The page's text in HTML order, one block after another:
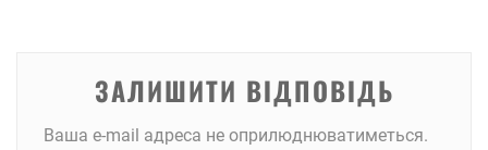
ЗАЛИШИТИ ВІДПОВІДЬ
Ваша e-mail адреса не оприлюднюватиметься.